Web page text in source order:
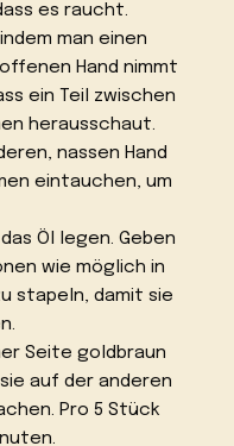
es raucht.
man einen
Hand nimmt
ein Teil zwischen
herausschaut.
nassen Hand
eintauchen, um
Öl legen. Geben
wie möglich in
stapeln, damit sie
Seite goldbraun
auf der anderen
Pro 5 Stück